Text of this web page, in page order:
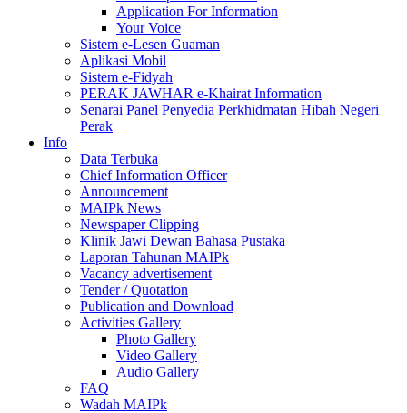
Application For Information
Your Voice
Sistem e-Lesen Guaman
Aplikasi Mobil
Sistem e-Fidyah
PERAK JAWHAR e-Khairat Information
Senarai Panel Penyedia Perkhidmatan Hibah Negeri
Perak
Info
Data Terbuka
Chief Information Officer
Announcement
MAIPk News
Newspaper Clipping
Klinik Jawi Dewan Bahasa Pustaka
Laporan Tahunan MAIPk
Vacancy advertisement
Tender / Quotation
Publication and Download
Activities Gallery
Photo Gallery
Video Gallery
Audio Gallery
FAQ
Wadah MAIPk